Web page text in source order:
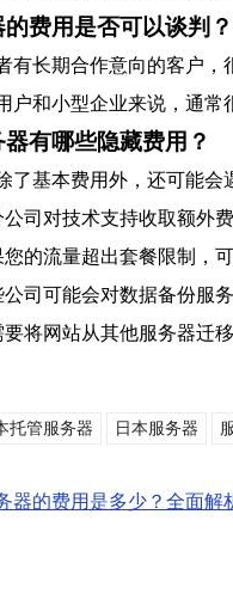
费用是否可以谈判？
有长期合作意向的客户
户和小型企业来说，通常
有哪些隐藏费用？
了基本费用外，还可能会
司对技术支持收取额外
的流量超出套餐限制，
司可能会对数据备份服
将网站从其他服务器迁
托管服务器 日本服务器
器的费用是多少？全面解